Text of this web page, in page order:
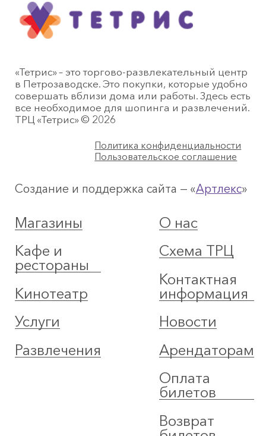
«Тетрис» – это торгово-развлекательный центр
в Петрозаводске. Это покупки, которые удобно
совершать вблизи дома или работы. Здесь есть
все необходимое для шопинга и развлечений.
ТРЦ «Тетрис» © 2026
Политика конфиденциальности
Пользовательское соглашение
Создание и поддержка сайта — «Артлекс»
Магазины
Кафе и
рестораны
Кинотеатр
Услуги
Развлечения
О нас
Схема ТРЦ
Контактная
информация
Новости
Арендаторам
Оплата
билетов
Возврат